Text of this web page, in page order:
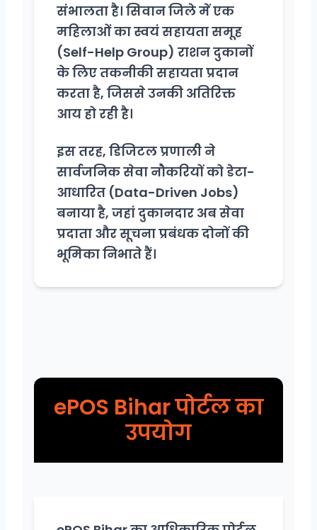
संभालता है। सिवान जिले में एक
महिलाओं का स्वयं सहायता समूह
(Self-Help Group) राशन दुकानों
के लिए तकनीकी सहायता प्रदान
करता है, जिससे उनकी अतिरिक्त
आय हो रही है।
इस तरह, डिजिटल प्रणाली ने
सार्वजनिक सेवा नौकरियों को डेटा-
आधारित (Data-Driven Jobs)
बनाया है, जहां दुकानदार अब सेवा
प्रदाता और सूचना प्रबंधक दोनों की
भूमिका निभाते हैं।
ePOS Bihar पोर्टल का
उपयोग